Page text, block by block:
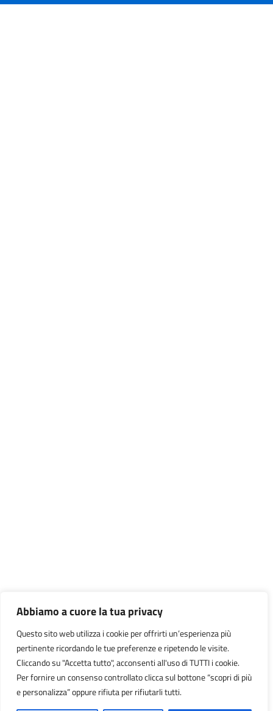
Abbiamo a cuore la tua privacy
Questo sito web utilizza i cookie per offrirti un’esperienza più
pertinente ricordando le tue preferenze e ripetendo le visite.
Cliccando su "Accetta tutto", acconsenti all'uso di TUTTI i cookie.
Per fornire un consenso controllato clicca sul bottone “scopri di più
e personalizza” oppure rifiuta per rifiutarli tutti.